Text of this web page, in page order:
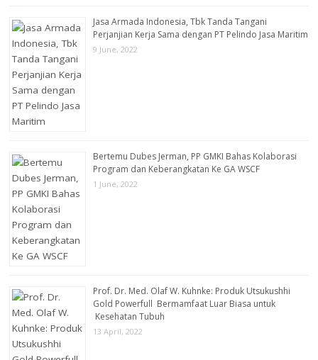
Jasa Armada Indonesia, Tbk Tanda Tangani
Perjanjian Kerja Sama dengan PT Pelindo Jasa Maritim
9 June, 2022
Bertemu Dubes Jerman, PP GMKI Bahas Kolaborasi
Program dan Keberangkatan Ke GA WSCF
1 June, 2022
Prof. Dr. Med. Olaf W. Kuhnke: Produk Utsukushhi
Gold Powerfull Bermamfaat Luar Biasa untuk
Kesehatan Tubuh
13 April, 2022